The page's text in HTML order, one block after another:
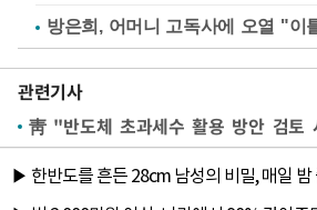
방은희, 어머니 고독사에 오열 "이
관련기사
靑 "반도체 초과세수 활용 방안 검토